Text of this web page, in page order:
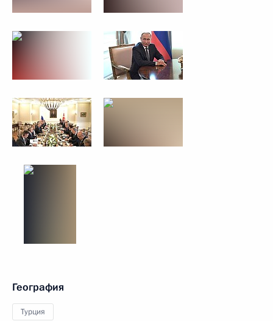
География
Турция